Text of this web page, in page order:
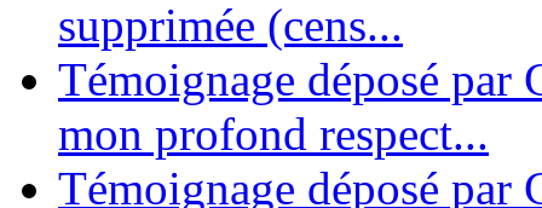
supprimée (cens...
Témoignage déposé par
mon profond respect...
Témoignage déposé par